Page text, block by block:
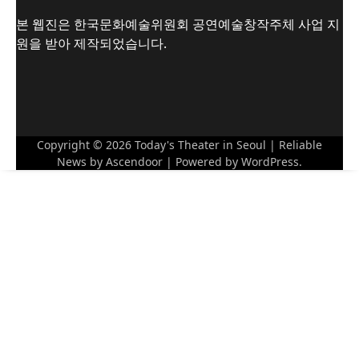
본 웹진은 한국문화예술위원회 공연예술창작주체 사업 지
원을 받아 제작되었습니다.
Copyright © 2026 Today's Theater in Seoul | Reliable
News by Ascendoor | Powered by WordPress.